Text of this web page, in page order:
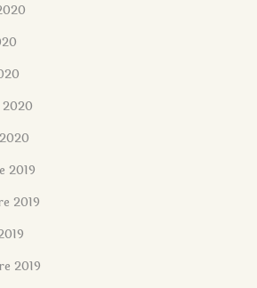
2019
2019
2019